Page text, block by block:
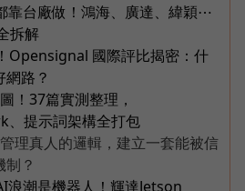
靠台廠做！鴻海、廣達、緯穎⋯
拆解
Opensignal 國際評比揭密：什
網路？
！37篇實測整理，
提示詞架構全打包
理真人的邏輯，建立一套能被信
？
浪潮是機器人！輝達Jetson